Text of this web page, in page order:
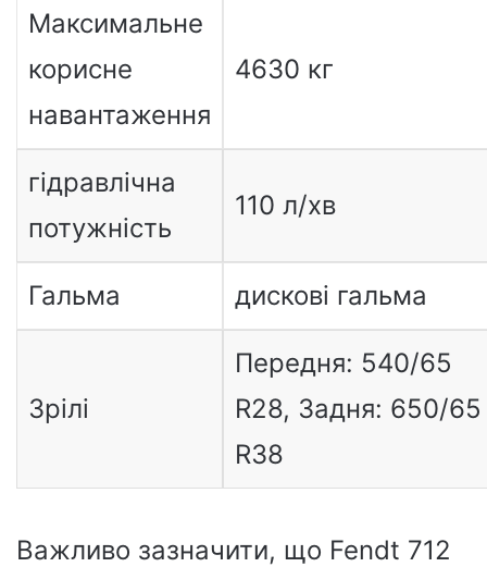
Максимальне
корисне
навантаження
4630 кг
гідравлічна
потужність
110 л/хв
Гальма дискові гальма
Зрілі
Передня: 540/65
R28, Задня: 650/65
R38
Важливо зазначити, що Fendt 712